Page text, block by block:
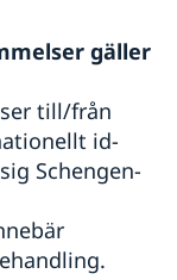
gäller
till/från
id-
Schengen-